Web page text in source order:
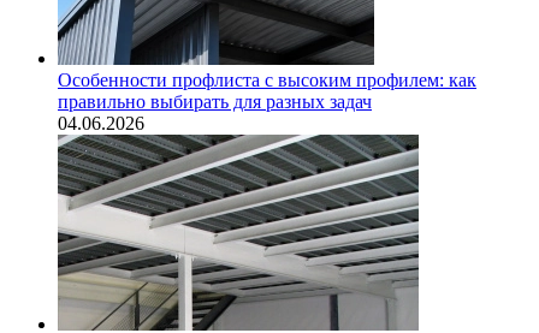
Особенности профлиста с высоким профилем: как
правильно выбирать для разных задач
04.06.2026